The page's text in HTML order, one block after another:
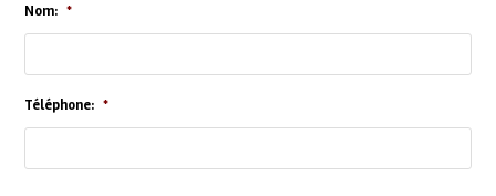
Nom: *
Téléphone: *